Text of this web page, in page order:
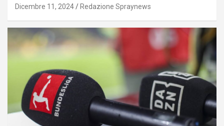
Dicembre 11, 2024 Redazione Spraynews